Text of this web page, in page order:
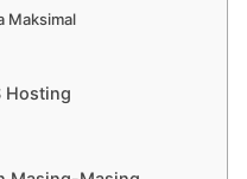
Maksimal
Hosting